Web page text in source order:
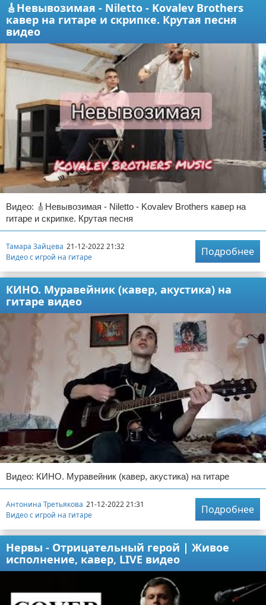
🎸Невывозимая - Niletto - Kovalev Brothers
кавер на гитаре и скрипке. Крутая песня
видео
Видео: 🎸Невывозимая - Niletto - Kovalev Brothers кавер на
гитаре и скрипке. Крутая песня
Тамара Зайцева 21-12-2022 21:32
Видео с игрой на гитаре
Подробнее
КИНО. Муравейник (кавер, акустика) на
гитаре видео
Видео: КИНО. Муравейник (кавер, акустика) на гитаре
Антонина Третьякова 21-12-2022 21:31
Видео с игрой на гитаре
Подробнее
Нервы - Отрицательный герой | Живое
исполнение, кавер, LIVE видео